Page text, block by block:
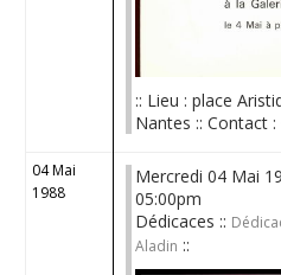
:: Lieu : place
Nantes :: Contact
04 Mai
1988
Mercredi 04 Mai
05:00pm
Dédicaces ::
Aladin ::